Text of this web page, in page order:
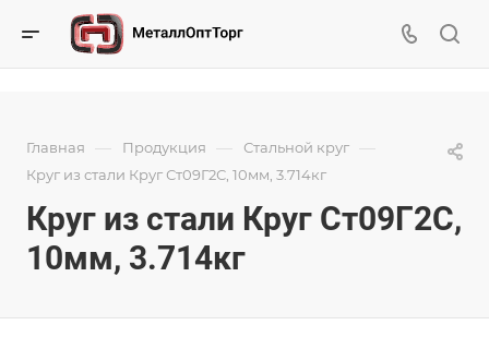
Главная — Продукция — Стальной круг —
Круг из стали Круг Ст09Г2С, 10мм, 3.714кг
Круг из стали Круг Ст09Г2С,
10мм, 3.714кг